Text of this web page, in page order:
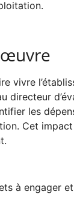
vivre
directeur
les
Cet
à